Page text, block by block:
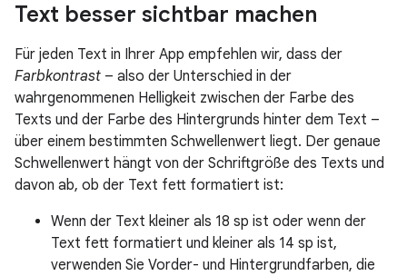
Text besser sichtbar machen
Für jeden Text in Ihrer App empfehlen wir, dass der
Farbkontrast – also der Unterschied in der
wahrgenommenen Helligkeit zwischen der Farbe des
Texts und der Farbe des Hintergrunds hinter dem Text –
über einem bestimmten Schwellenwert liegt. Der genaue
Schwellenwert hängt von der Schriftgröße des Texts und
davon ab, ob der Text fett formatiert ist:
Wenn der Text kleiner als 18 sp ist oder wenn der
Text fett formatiert und kleiner als 14 sp ist,
verwenden Sie Vorder- und Hintergrundfarben, die